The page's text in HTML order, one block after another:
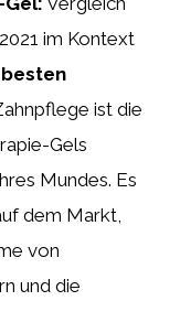
im Kontext
ist die
Gels
Mundes. Es
dem Markt,
von
und die